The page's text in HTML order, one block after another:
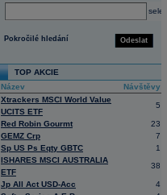
select
Odeslat
Pokročilé hledání
TOP AKCIE
Název
Návštěvy
Xtrackers MSCI World Value
UCITS ETF
5
Red Robin Gourmt
23
GEMZ Crp
7
Sp US Ps Eqty GBTC
1
ISHARES MSCI AUSTRALIA
ETF
38
Jp All Act USD-Acc
4